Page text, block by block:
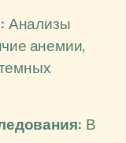
Анализы
анемии,
В